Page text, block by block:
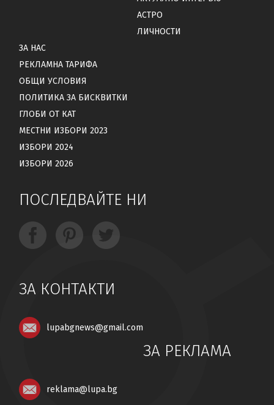
АСТРО
ЛИЧНОСТИ
ЗА НАС
РЕКЛАМНА ТАРИФА
ОБЩИ УСЛОВИЯ
ПОЛИТИКА ЗА БИСКВИТКИ
ГЛОБИ ОТ КАТ
МЕСТНИ ИЗБОРИ 2023
ИЗБОРИ 2024
ИЗБОРИ 2026
ПОСЛЕДВАЙТЕ НИ
ЗА КОНТАКТИ
lupabgnews@gmail.com
ЗА РЕКЛАМА
reklama@lupa.bg